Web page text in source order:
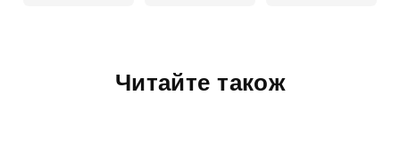
Читайте також